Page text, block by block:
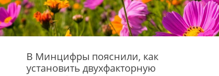
В Минцифры пояснили, как
установить двухфакторную